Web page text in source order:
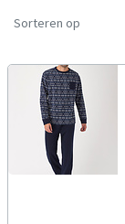
Sorteren op